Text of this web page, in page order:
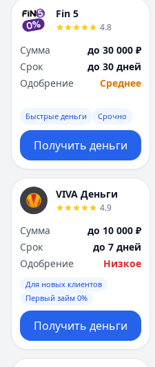
Fin 5
4.8
Сумма
до 30 000 ₽
Срок
до 30 дней
Одобрение
Среднее
Быстрые деньги Срочно
Получить деньги
VIVA Деньги
4.9
Сумма
до 10 000 ₽
Срок
до 7 дней
Одобрение
Низкое
Для новых клиентов
Первый займ 0%
Получить деньги